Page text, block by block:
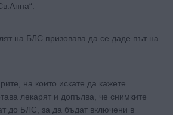
на БЛС призовава да се даде път на
на които искате да кажете
лекарят и допълва, че снимките
до БЛС, за да бъдат включени в